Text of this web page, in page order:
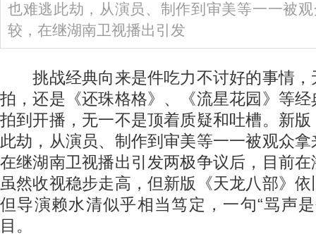
也难逃此劫，从演员、制作到审美等一一被
较，在继湖南卫视播出引发
挑战经典向来是件吃力不讨好的事情，
拍，还是《还珠格格》、《流星花园》等
拍到开播，无一不是顶着质疑和吐槽。新
此劫，从演员、制作到审美等一一被观众
在继湖南卫视播出引发两极争议后，目前
虽然收视稳步走高，但新版《天龙八部》
但导演赖水清似乎相当笃定，一句“骂声
目。